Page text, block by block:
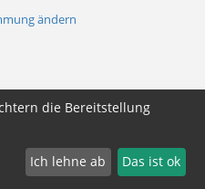
ändern
die Bereitstellung
Ich lehne ab Das ist ok